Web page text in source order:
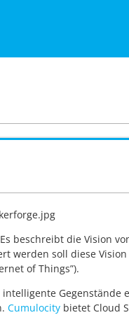
beschreibt die Vision
werden soll diese
of Things”).
Gegenstände
Cumulocity bietet Cloud